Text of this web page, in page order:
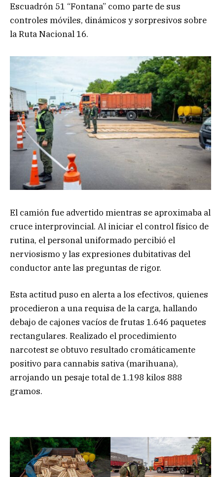
Escuadrón 51 “Fontana” como parte de sus
controles móviles, dinámicos y sorpresivos sobre
la Ruta Nacional 16.
El camión fue advertido mientras se aproximaba al
cruce interprovincial. Al iniciar el control físico de
rutina, el personal uniformado percibió el
nerviosismo y las expresiones dubitativas del
conductor ante las preguntas de rigor.
Esta actitud puso en alerta a los efectivos, quienes
procedieron a una requisa de la carga, hallando
debajo de cajones vacíos de frutas 1.646 paquetes
rectangulares. Realizado el procedimiento
narcotest se obtuvo resultado cromáticamente
positivo para cannabis sativa (marihuana),
arrojando un pesaje total de 1.198 kilos 888
gramos.